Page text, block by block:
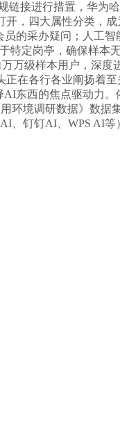
接进行措置，华为
，四大属性分类，
的采办疑问；人工
定岗亭，确保样
万级样本用户，深
在各行各业阐扬着
东西的焦点驱动力
境调研数据》数
钉钉AI、WPS AI